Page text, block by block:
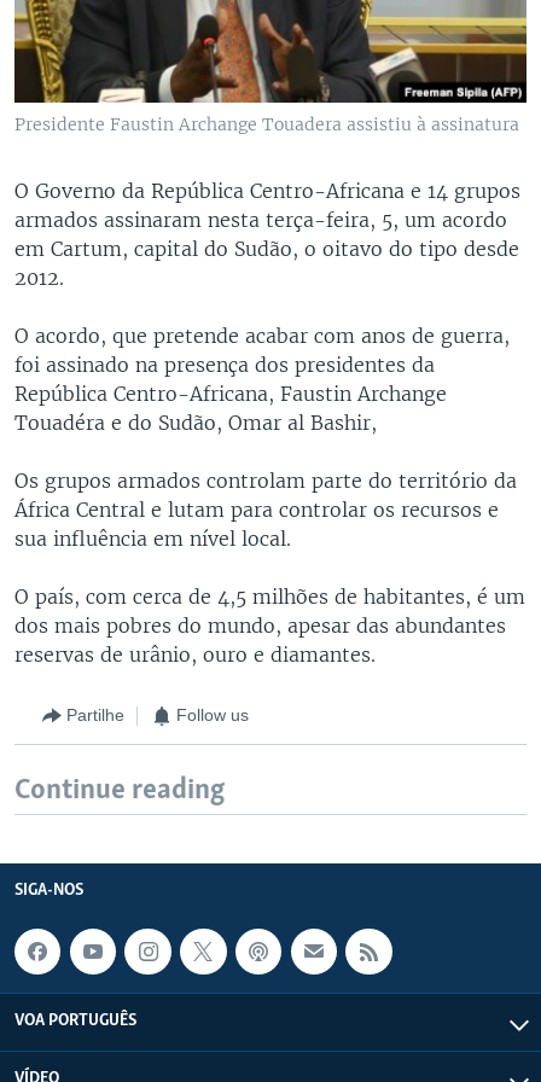
Presidente Faustin Archange Touadera assistiu à assinatura
O Governo da República Centro-Africana e 14 grupos
armados assinaram nesta terça-feira, 5, um acordo
em Cartum, capital do Sudão, o oitavo do tipo desde
2012.
O acordo, que pretende acabar com anos de guerra,
foi assinado na presença dos presidentes da
República Centro-Africana, Faustin Archange
Touadéra e do Sudão, Omar al Bashir,
Os grupos armados controlam parte do território da
África Central e lutam para controlar os recursos e
sua influência em nível local.
O país, com cerca de 4,5 milhões de habitantes, é um
dos mais pobres do mundo, apesar das abundantes
reservas de urânio, ouro e diamantes.
Partilhe Follow us
Continue reading
SIGA-NOS
VOA PORTUGUÊS